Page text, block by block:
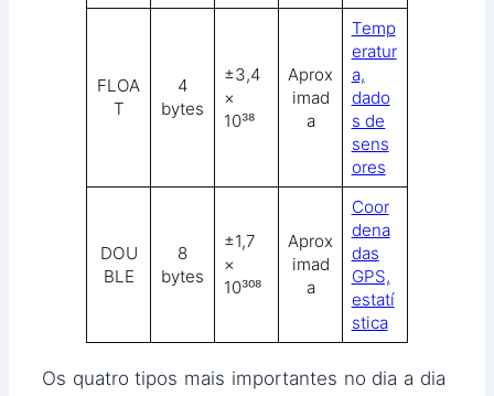
FLOA
T
4
bytes
±3,4
×
10³⁸
Aprox
imad
a
Temp
eratur
a,
dado
s de
sens
ores
DOU
BLE
8
bytes
±1,7
×
10³⁰⁸
Aprox
imad
a
Coor
dena
das
GPS,
estatí
stica
Os quatro tipos mais importantes no dia a dia